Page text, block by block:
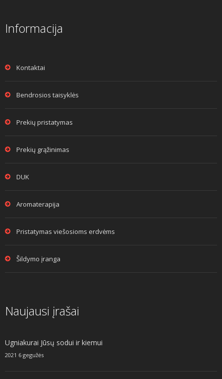
Informacija
Kontaktai
Bendrosios taisyklės
Prekių pristatymas
Prekių grąžinimas
DUK
Aromaterapija
Pristatymas viešosioms erdvėms
Šildymo įranga
Naujausi įrašai
Ugniakurai Jūsų sodui ir kiemui
2021 6 gegužės